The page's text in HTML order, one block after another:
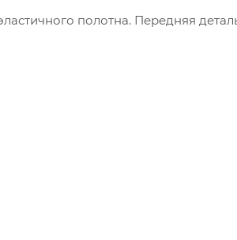
полотна. Передняя